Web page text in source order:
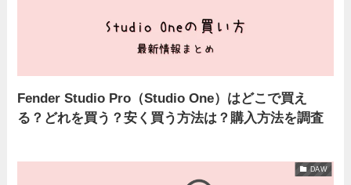
Fender Studio Pro（Studio One）はどこで買え
る？どれを買う？安く買う方法は？購入方法を調査
DAW